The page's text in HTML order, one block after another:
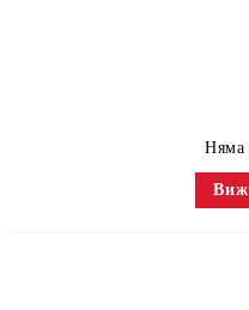
Няма
Виж